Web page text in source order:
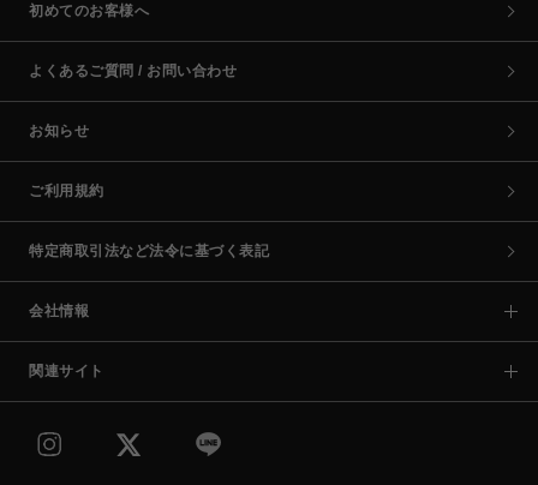
初めてのお客様へ
よくあるご質問 / お問い合わせ
お知らせ
ご利用規約
特定商取引法など法令に基づく表記
会社情報
関連サイト